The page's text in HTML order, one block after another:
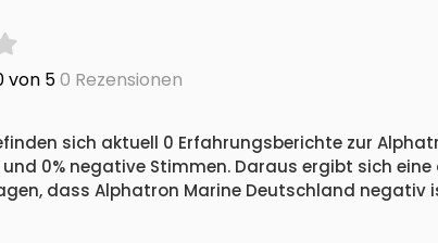
von 50 Rezensionen
sich aktuell 0 Erfahrungsberichte zur
und 0% negative Stimmen. Daraus ergibt sich
dass Alphatron Marine Deutschland negativ